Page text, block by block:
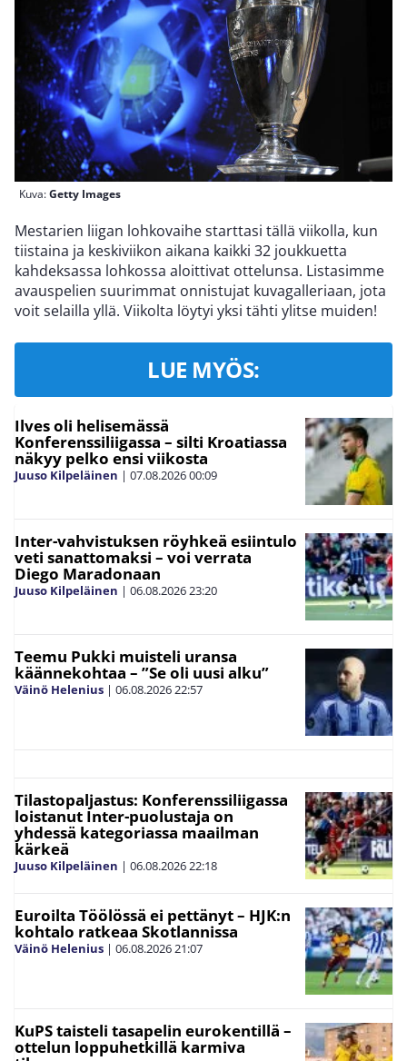
Kuva:Getty Images
Mestarien liigan lohkovaihe starttasi tällä viikolla, kun
tiistaina ja keskiviikon aikana kaikki 32 joukkuetta
kahdeksassa lohkossa aloittivat ottelunsa. Listasimme
avauspelien suurimmat onnistujat kuvagalleriaan, jota
voit selailla yllä. Viikolta löytyi yksi tähti ylitse muiden!
LUE MYÖS:
Ilves oli helisemässä
Konferenssiliigassa – silti Kroatiassa
näkyy pelko ensi viikosta
Juuso Kilpeläinen | 07.08.202600:09
Inter-vahvistuksen röyhkeä esiintulo
veti sanattomaksi – voi verrata
Diego Maradonaan
Juuso Kilpeläinen | 06.08.202623:20
Teemu Pukki muisteli uransa
käännekohtaa – ”Se oli uusi alku”
Väinö Helenius | 06.08.202622:57
Tilastopaljastus: Konferenssiliigassa
loistanut Inter-puolustaja on
yhdessä kategoriassa maailman
kärkeä
Juuso Kilpeläinen | 06.08.202622:18
Euroilta Töölössä ei pettänyt – HJK:n
kohtalo ratkeaa Skotlannissa
Väinö Helenius | 06.08.202621:07
KuPS taisteli tasapelin eurokentillä –
ottelun loppuhetkillä karmiva